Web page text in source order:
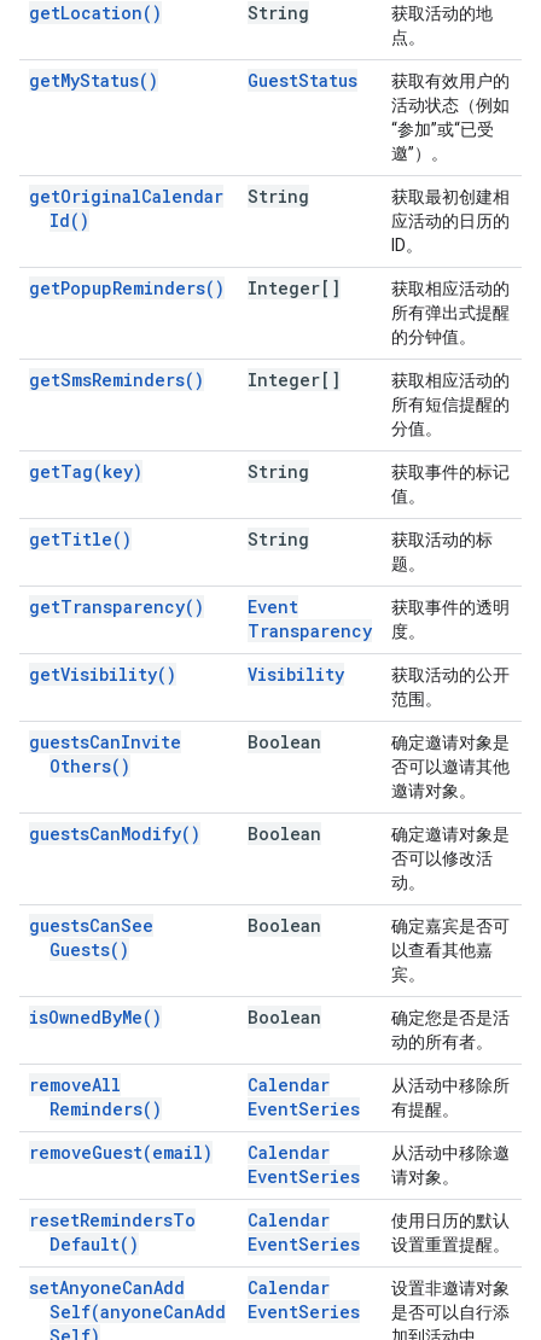
getLocation( ) String
获取活动的地
点。
getMyStatus( ) GuestStatus
获取有效用户的
活动状态（例如
“参加”或“已受
邀”）。
getOriginalCalendar
Id( )
String
获取最初创建相
应活动的日历的
ID。
getPopupReminders( ) Integer[]
获取相应活动的
所有弹出式提醒
的分钟值。
getSmsReminders( ) Integer[]
获取相应活动的
所有短信提醒的
分值。
getTag(key) String
获取事件的标记
值。
getTitle( ) String
获取活动的标
题。
getTransparency( )
Event
Transparency
获取事件的透明
度。
getVisibility( ) Visibility
获取活动的公开
范围。
guestsCanInvite
Others( )
Boolean
确定邀请对象是
否可以邀请其他
邀请对象。
guestsCanModify( ) Boolean
确定邀请对象是
否可以修改活
动。
guestsCanSee
Guests( )
Boolean
确定嘉宾是否可
以查看其他嘉
宾。
isOwnedByMe( ) Boolean
确定您是否是活
动的所有者。
removeAll
Reminders( )
Calendar
EventSeries
从活动中移除所
有提醒。
removeGuest(email)
Calendar
EventSeries
从活动中移除邀
请对象。
resetRemindersTo
Default( )
Calendar
EventSeries
使用日历的默认
设置重置提醒。
setAnyoneCanAdd
Self(anyoneCanAdd
Calendar
EventSeries
设置非邀请对象
是否可以自行添